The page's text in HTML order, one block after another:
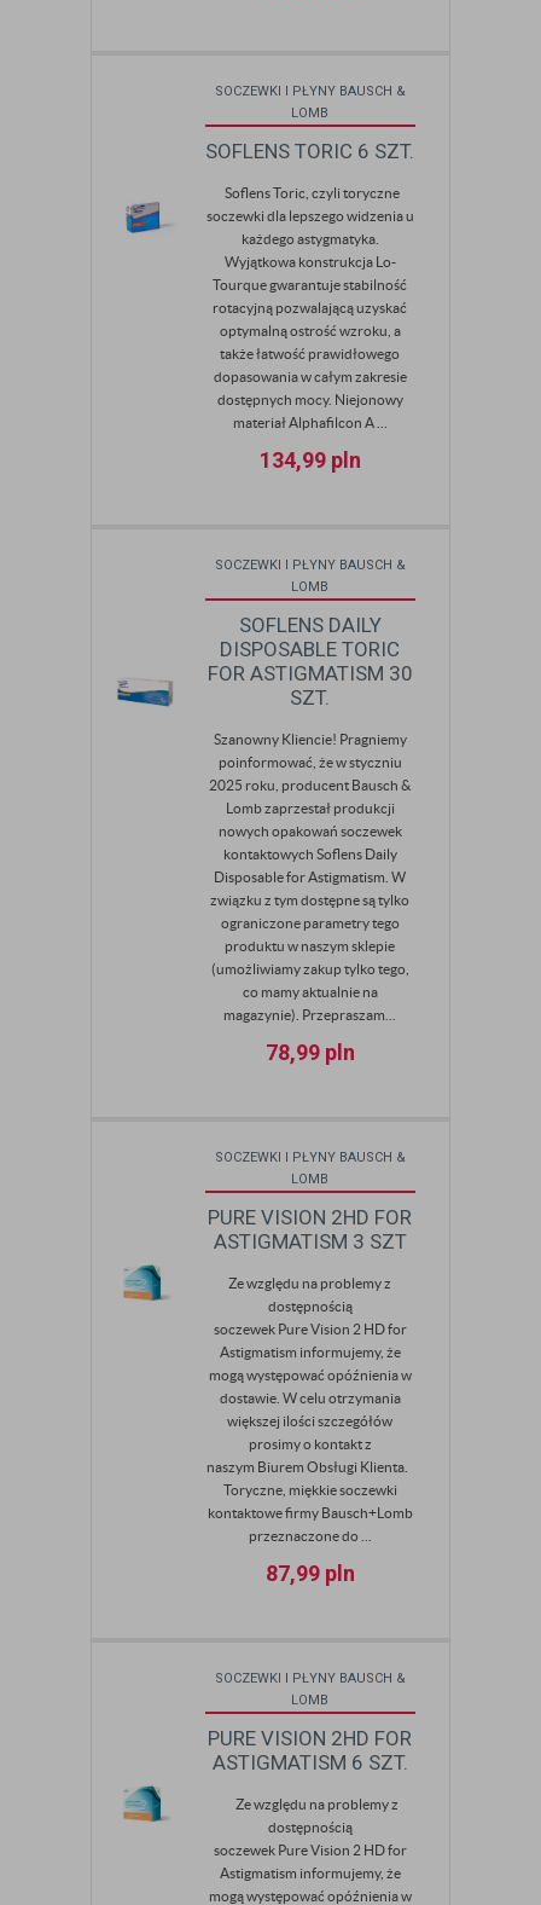
SOCZEWKI I PŁYNY BAUSCH &
LOMB
SOFLENS TORIC 6 SZT.
Soflens Toric, czyli toryczne
soczewki dla lepszego widzenia u
każdego astygmatyka.
Wyjątkowa konstrukcja Lo-
Tourque gwarantuje stabilność
rotacyjną pozwalającą uzyskać
optymalną ostrość wzroku, a
także łatwość prawidłowego
dopasowania w całym zakresie
dostępnych mocy. Niejonowy
materiał Alphafilcon A ...
134,99 pln
SOCZEWKI I PŁYNY BAUSCH &
LOMB
SOFLENS DAILY
DISPOSABLE TORIC
FOR ASTIGMATISM 30
SZT.
Szanowny Kliencie! Pragniemy
poinformować, że w styczniu
2025 roku, producent Bausch &
Lomb zaprzestał produkcji
nowych opakowań soczewek
kontaktowych Soflens Daily
Disposable for Astigmatism. W
związku z tym dostępne są tylko
ograniczone parametry tego
produktu w naszym sklepie
(umożliwiamy zakup tylko tego,
co mamy aktualnie na
magazynie). Przepraszam...
78,99 pln
SOCZEWKI I PŁYNY BAUSCH &
LOMB
PURE VISION 2HD FOR
ASTIGMATISM 3 SZT
Ze względu na problemy z
dostępnością
soczewek Pure Vision 2 HD for
Astigmatism informujemy, że
mogą występować opóźnienia w
dostawie. W celu otrzymania
większej ilości szczegółów
prosimy o kontakt z
naszym Biurem Obsługi Klienta.
Toryczne, miękkie soczewki
kontaktowe firmy Bausch+Lomb
przeznaczone do ...
87,99 pln
SOCZEWKI I PŁYNY BAUSCH &
LOMB
PURE VISION 2HD FOR
ASTIGMATISM 6 SZT.
Ze względu na problemy z
dostępnością
soczewek Pure Vision 2 HD for
Astigmatism informujemy, że
mogą występować opóźnienia w